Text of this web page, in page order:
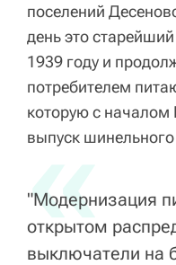
поселений
день это
1939 году и
потребителем
которую с началом
выпуск шинельного
«
"Модернизация
открытом
выключатели на